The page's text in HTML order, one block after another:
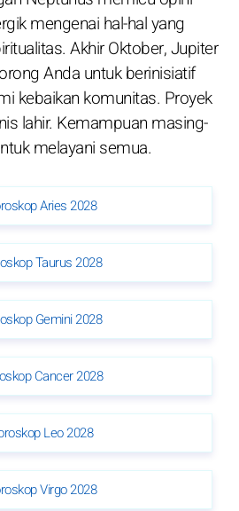
mengenai hal-hal yang
Akhir Oktober, Jupiter
Anda untuk berinisiatif
kebaikan komunitas. Proyek
lahir. Kemampuan masing-
melayani semua.
Aries 2028
Taurus 2028
Gemini 2028
Cancer 2028
Leo 2028
Virgo 2028